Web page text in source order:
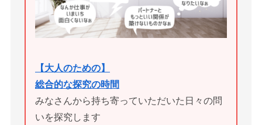
【大人のための】
総合的な探究の時間
みなさんから持ち寄っていただいた日々の問
いを探究します